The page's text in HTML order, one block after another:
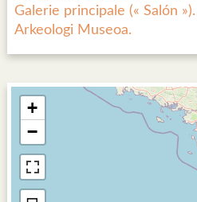
Galerie principale (« Salón
Arkeologi Museoa.
+
−